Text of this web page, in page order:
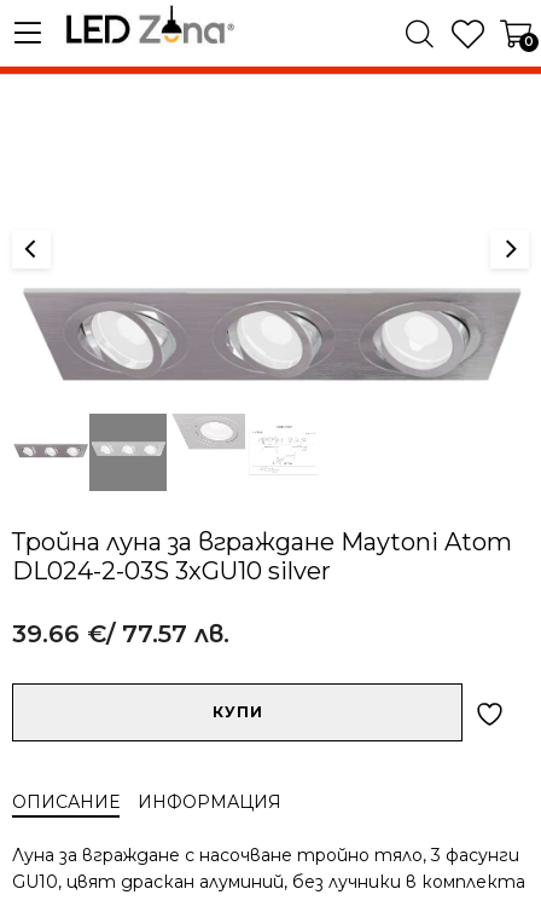
0
Тройна луна за вграждане Maytoni Atom
DL024-2-03S 3xGU10 silver
39.66 €/ 77.57 лв.
за
Maytoni
Atom
КУПИ
ОПИСАНИЕ ИНФОРМАЦИЯ
Луна за вграждане с насочване тройно тяло, 3 фасунги
GU10, цвят драскан алуминий, без лучники в комплекта